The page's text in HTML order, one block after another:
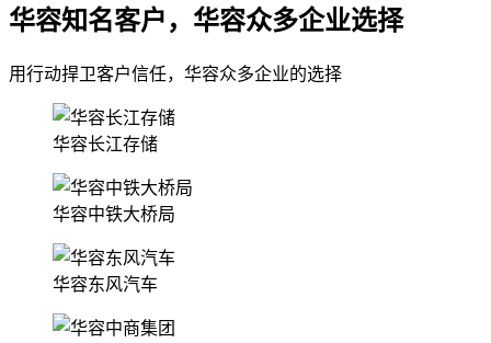
华容知名客户，华容众多企业选择
用行动捍卫客户信任，华容众多企业的选择
华容长江存储
华容中铁大桥局
华容东风汽车